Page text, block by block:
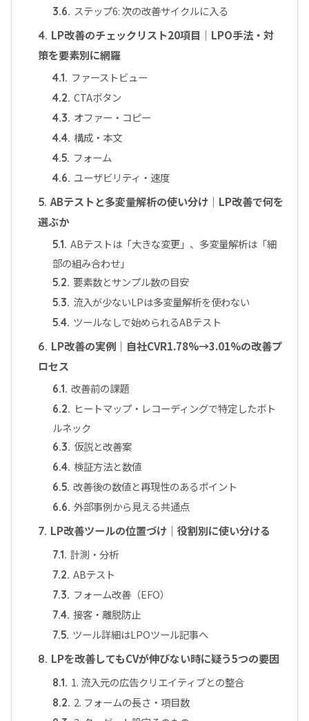
3.6. ステップ6: 次の改善サイクルに入る
4. LP改善のチェックリスト20項目｜LPO手法・対
策を要素別に網羅
4.1. ファーストビュー
4.2. CTAボタン
4.3. オファー・コピー
4.4. 構成・本文
4.5. フォーム
4.6. ユーザビリティ・速度
5. ABテストと多変量解析の使い分け｜LP改善で何を
選ぶか
5.1. ABテストは「大きな変更」、多変量解析は「細
部の組み合わせ」
5.2. 要素数とサンプル数の目安
5.3. 流入が少ないLPは多変量解析を使わない
5.4. ツールなしで始められるABテスト
6. LP改善の実例｜自社CVR1.78%→3.01%の改善プ
ロセス
6.1. 改善前の課題
6.2. ヒートマップ・レコーディングで特定したボト
ルネック
6.3. 仮説と改善案
6.4. 検証方法と数値
6.5. 改善後の数値と再現性のあるポイント
6.6. 外部事例から見える共通点
7. LP改善ツールの位置づけ｜役割別に使い分ける
7.1. 計測・分析
7.2. ABテスト
7.3. フォーム改善（EFO）
7.4. 接客・離脱防止
7.5. ツール詳細はLPOツール記事へ
8. LPを改善してもCVが伸びない時に疑う5つの要因
8.1. 1. 流入元の広告クリエイティブとの整合
8.2. 2. フォームの長さ・項目数